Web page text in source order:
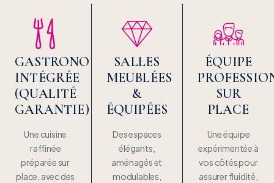
GASTRONOMIE
INTÉGRÉE
(QUALITÉ
GARANTIE)
Une cuisine
raffinée
préparée sur
place, avec des
SALLES
MEUBLÉES
&
ÉQUIPÉES
Des espaces
élégants,
aménagés et
modulables,
ÉQUIPE
SUR
PLACE
Une équipe
expérimentée à
vos côtés pour
assurer fluidité,